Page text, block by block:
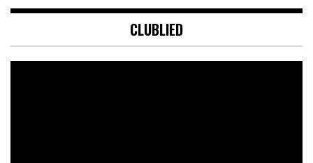
CLUBLIED